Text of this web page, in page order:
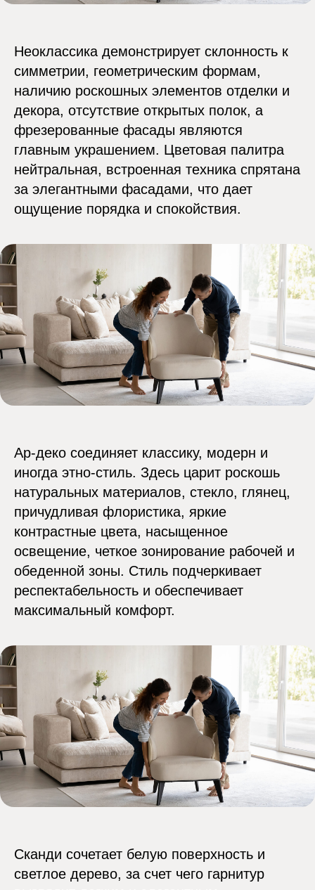
Неоклассика демонстрирует склонность к
симметрии, геометрическим формам,
наличию роскошных элементов отделки и
декора, отсутствие открытых полок, а
фрезерованные фасады являются
главным украшением. Цветовая палитра
нейтральная, встроенная техника спрятана
за элегантными фасадами, что дает
ощущение порядка и спокойствия.
Ар-деко соединяет классику, модерн и
иногда этно-стиль. Здесь царит роскошь
натуральных материалов, стекло, глянец,
причудливая флористика, яркие
контрастные цвета, насыщенное
освещение, четкое зонирование рабочей и
обеденной зоны. Стиль подчеркивает
респектабельность и обеспечивает
максимальный комфорт.
Сканди сочетает белую поверхность и
светлое дерево, за счет чего гарнитур
[ связаться с
нами ]